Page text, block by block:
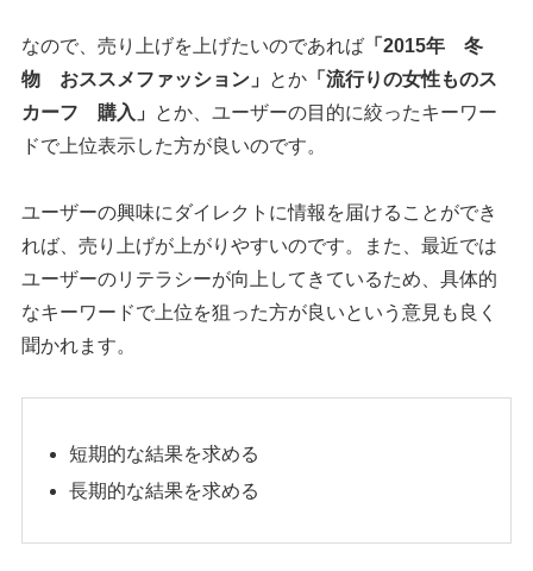
なので、売り上げを上げたいのであれば 「2015年 冬
物 おススメファッション」
とか 「流行りの女性ものス
カーフ 購入」
とか、ユーザーの目的に絞ったキーワー
ドで上位表示した方が良いのです。
ユーザーの興味にダイレクトに情報を届けることができ
れば、売り上げが上がりやすいのです。また、最近では
ユーザーのリテラシーが向上してきているため、具体的
なキーワードで上位を狙った方が良いという意見も良く
聞かれます。
短期的な結果を求める
長期的な結果を求める